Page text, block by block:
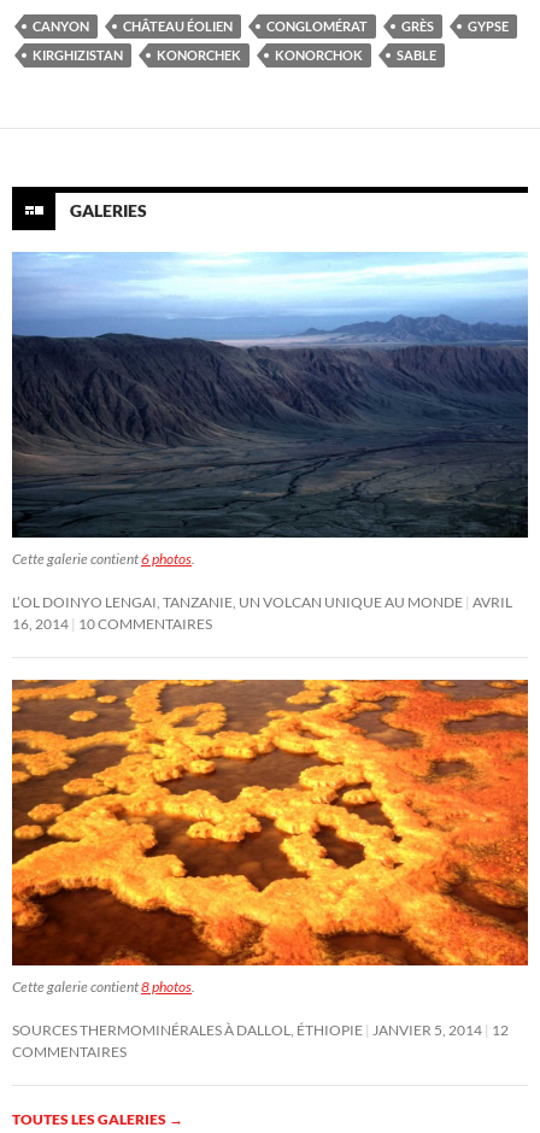
CANYON CHÂTEAU ÉOLIEN CONGLOMÉRAT GRÈS
GYPSE
KIRGHIZISTAN
KONORCHEK KONORCHOK SABLE
GALERIES
Cette galerie contient6 photos
L’OL DOINYO LENGAI, TANZANIE, UN VOLCAN UNIQUE AU MONDE AVRIL
16, 2014 10 COMMENTAIRES
Cette galerie contient8 photos
SOURCES THERMOMINÉRALES À DALLOL, ÉTHIOPIE JANVIER 5, 2014 12
COMMENTAIRES
TOUTES LES GALERIES →